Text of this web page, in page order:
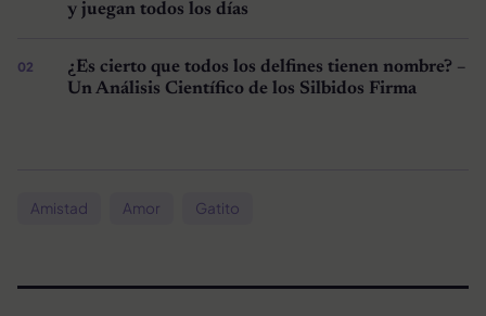
y juegan todos los días
¿Es cierto que todos los delfines tienen nombre? –
Un Análisis Científico de los Silbidos Firma
Amistad Amor Gatito